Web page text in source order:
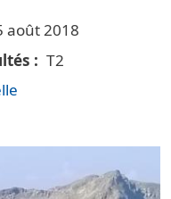
août 2018
T2